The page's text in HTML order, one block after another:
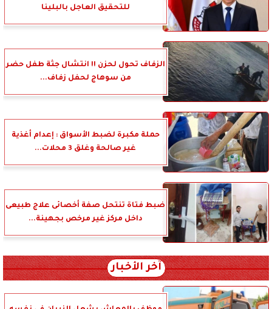
للتحقيق العاجل بالبلينا
الزفاف تحول لحزن !! انتشال جثة طفل حضر
من سوهاج لحفل زفاف...
حملة مكبرة لضبط الأسواق : إعدام أغذية
غير صالحة وغلق 3 محلات...
ضبط فتاة تنتحل صفة أخصائى علاج طبيعى
داخل مركز غير مرخص بجهينة...
آخر الأخبار